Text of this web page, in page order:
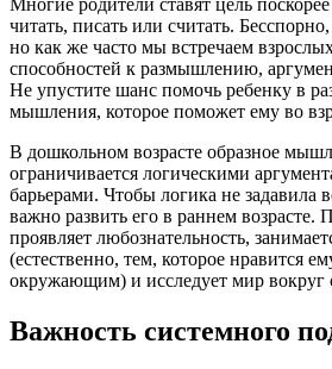
Многие родители ставят цель
читать, писать или считать.
но как же часто мы встречаем
способностей к размышлению,
Не упустите шанс помочь ребенку в
мышления, которое поможет ему во
В дошкольном возрасте образное
ограничивается логическими
барьерами. Чтобы логика не задавила
важно развить его в раннем возрасте.
проявляет любознательность,
(естественно, тем, которое нравится
окружающим) и исследует мир вокруг
Важность системного